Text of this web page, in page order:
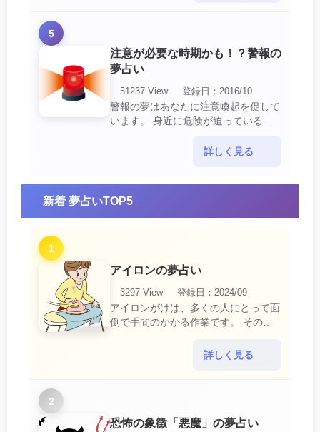
5
注意が必要な時期かも！？警報の
夢占い
51237 View
登録日：2016/10
警報の夢はあなたに注意喚起を促して
います。 身近に危険が迫っている暗
て危機を回避する事が必要です。 ま
詳しく見る
新着 夢占いTOP5
1
アイロンの夢占い
3297 View
登録日：2024/09
アイロンがけは、多くの人にとって面
倒で手間のかかる作業です。 そのた
中で感じるわずらわしさやストレスか
詳しく見る
2
恐怖の象徴「悪魔」の夢占い